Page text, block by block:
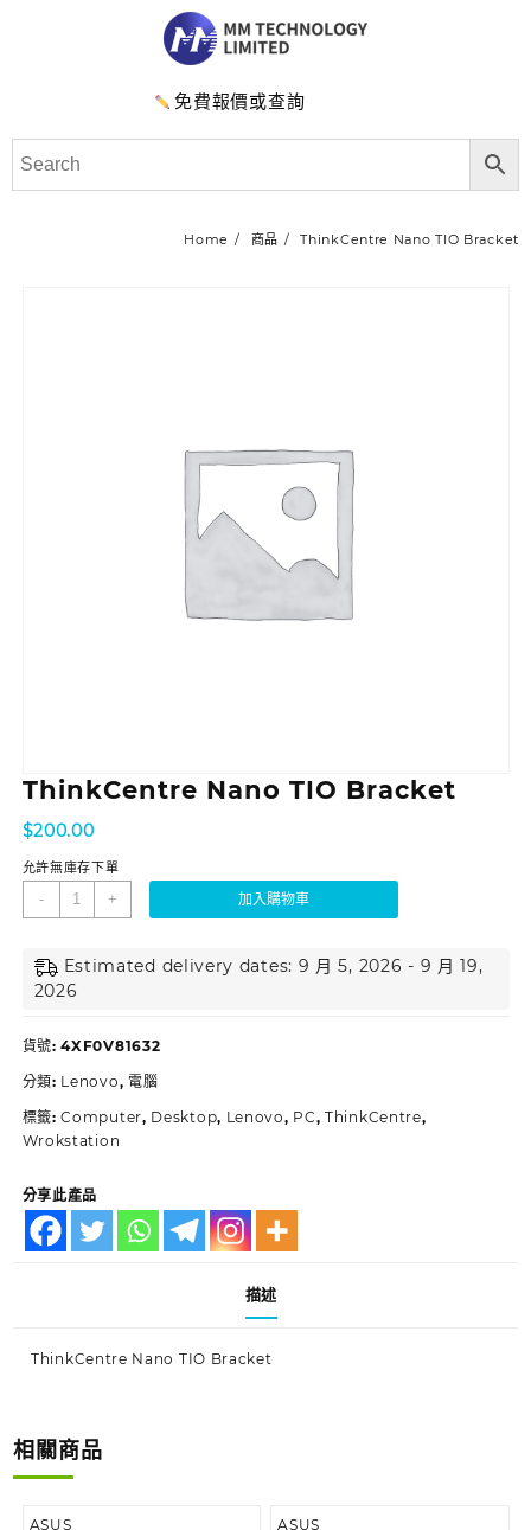
免費報價或查詢
Home 商品 ThinkCentre Nano TIO Bracket
ThinkCentre Nano TIO Bracket
$200.00
允許無庫存下單
- + 加入購物車
Estimated delivery dates: 9 月 5, 2026 - 9 月 19,
2026
貨號:4XF0V81632
分類: Lenovo, 電腦
標籤:Computer, Desktop, Lenovo, PC,ThinkCentre,
Wrokstation
分享此產品
描述
ThinkCentre Nano TIO Bracket
相關商品
ASUS ASUS